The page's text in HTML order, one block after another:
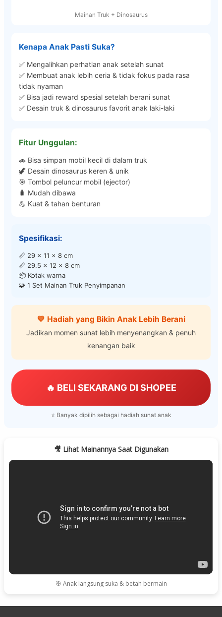
Mainan Truk + Dinosaurus
Kenapa Anak Pasti Suka?
✅ Mengalihkan perhatian anak setelah sunat
✅ Membuat anak lebih ceria & tidak fokus pada rasa
tidak nyaman
✅ Bisa jadi reward spesial setelah berani sunat
✅ Desain truk & dinosaurus favorit anak laki-laki
Fitur Unggulan:
🚗 Bisa simpan mobil kecil di dalam truk
🦖 Desain dinosaurus keren & unik
🎯 Tombol peluncur mobil (ejector)
🧳 Mudah dibawa
💪 Kuat & tahan benturan
Spesifikasi:
📏 29 x 11 x 8 cm
📏 29.5 x 12 x 8 cm
📦 Kotak warna
🧩 1 Set Mainan Truk Penyimpanan
💙 Hadiah yang Bikin Anak Lebih Berani
Jadikan momen sunat lebih menyenangkan & penuh
kenangan baik
🔥 BELI SEKARANG DI SHOPEE
⭐ Banyak dipilih sebagai hadiah sunat anak
🎥 Lihat Mainannya Saat Digunakan
🎯 Anak langsung suka & betah bermain